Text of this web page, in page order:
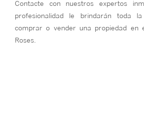
Contacte con nuestros expertos
profesionalidad le brindarán toda
comprar o vender una propiedad en
Roses.